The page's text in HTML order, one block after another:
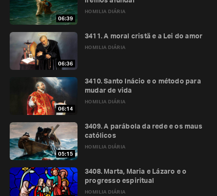
06:39
HOMILIA DIÁRIA
06:36
HOMILIA DIÁRIA
3411. A moral cristã e a Lei do amor
06:14
HOMILIA DIÁRIA
3410. Santo Inácio e o método para
mudar de vida
05:15
HOMILIA DIÁRIA
3409. A parábola da rede e os maus
católicos
HOMILIA DIÁRIA
3408. Marta, Maria e Lázaro e o
progresso espiritual